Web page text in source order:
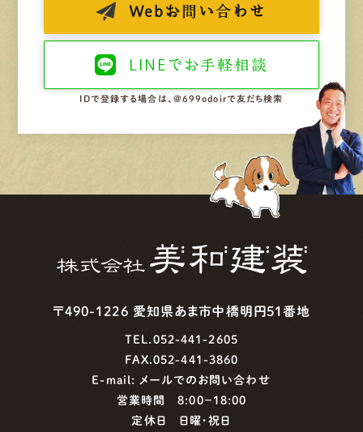
Web お問い合わせ
LINEで お手軽相談
IDで登録する場合は、@699odoirで友だち検索
〒490-1226 愛知県あま市中橋明円51番地
TEL.052-441-2605
FAX.052-441-3860
E-mail: メールでのお問い合わせ
営業時間 8:00−18:00
定休日 日曜・祝日